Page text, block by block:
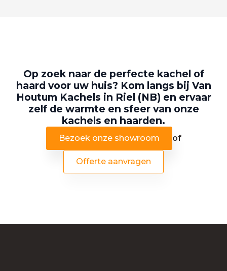
Op zoek naar de perfecte kachel of
haard voor uw huis? Kom langs bij Van
Houtum Kachels in Riel (NB) en ervaar
zelf de warmte en sfeer van onze
kachels en haarden.
Bezoek onze showroom of
Offerte aanvragen